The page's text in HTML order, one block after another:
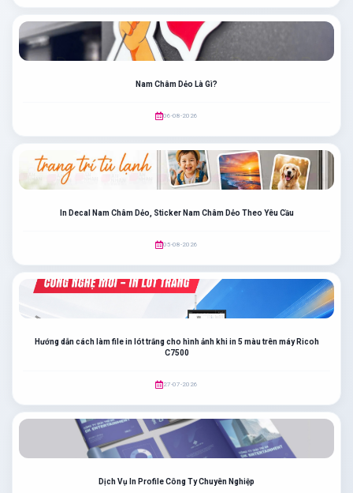
Nam Châm Dẻo Là Gì?
06-08-2026
In Decal Nam Châm Dẻo, Sticker Nam Châm Dẻo Theo Yêu Cầu
05-08-2026
Hướng dẫn cách làm file in lót trắng cho hình ảnh khi in 5 màu trên máy Ricoh
C7500
27-07-2026
Dịch Vụ In Profile Công Ty Chuyên Nghiệp